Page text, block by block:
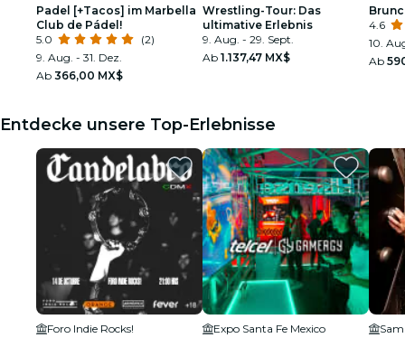
Padel [+Tacos] im Marbella
Club de Pádel!
5.0
(2)
9. Aug. - 31. Dez.
Ab 366,00 MX$
Wrestling-Tour: Das
ultimative Erlebnis
9. Aug. - 29. Sept.
Ab 1.137,47 MX$
4.6
10.
Ab
Entdecke unsere Top-Erlebnisse
Foro Indie Rocks!
Expo Santa Fe Mexico